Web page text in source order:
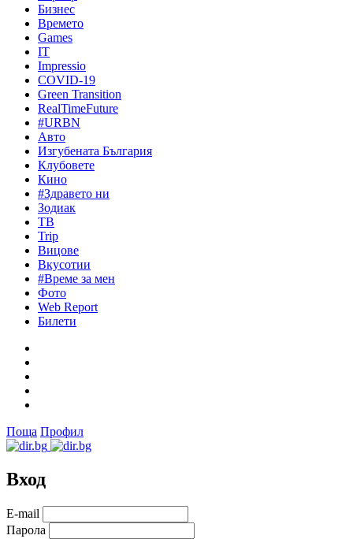
Бизнес
Времето
Games
IT
Impressio
COVID-19
Green Transition
RealTimeFuture
#URBN
Авто
Изгубената България
Клубовете
Кино
#Здравето ни
Зодиак
ТВ
Trip
Вицове
Вкусотии
#Време за мен
Фото
Web Report
Билети
Поща Профил
Вход
Е-mail
Парола